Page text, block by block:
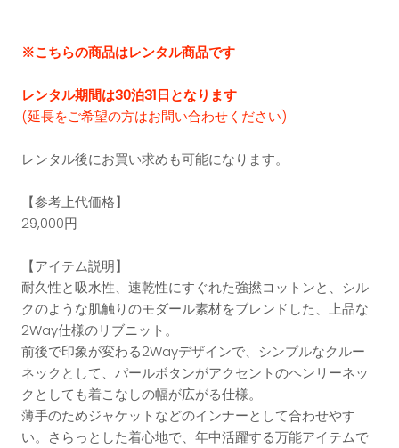
※こちらの商品はレンタル商品です
レンタル期間は30泊31日となります
(延長をご希望の方はお問い合わせください)
レンタル後にお買い求めも可能になります。
【参考上代価格】
29,000円
【アイテム説明】
耐久性と吸水性、速乾性にすぐれた強撚コットンと、シル
クのような肌触りのモダール素材をブレンドした、上品な
2Way仕様のリブニット。
前後で印象が変わる2Wayデザインで、シンプルなクルー
ネックとして、パールボタンがアクセントのヘンリーネッ
クとしても着こなしの幅が広がる仕様。
薄手のためジャケットなどのインナーとして合わせやす
い。さらっとした着心地で、年中活躍する万能アイテムで